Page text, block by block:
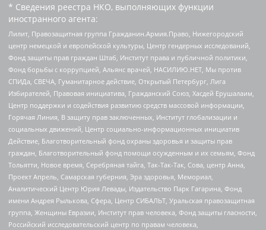
* Сведения реестра НКО, выполняющих функции
иностранного агента:
Лилит, Правозащитная группа Гражданин.Армия.Право, Нижегородский
центр немецкой и европейской культуры, Центр гендерных исследований,
Фонд защиты прав граждан Штаб, Институт права и публичной политики,
Фонд борьбы с коррупцией, Альянс врачей, НАСИЛИЮ.НЕТ, Мы против
СПИДа, СВЕЧА, Гуманитарное действие, Открытый Петербург, Лига
Избирателей, Правовая инициатива, Гражданский Союз, Хасдей Ерушалаим,
Центр поддержки и содействия развитию средств массовой информации,
Горячая Линия, В защиту прав заключенных, Институт глобализации и
социальных движений, Центр социально-информационных инициатив
Действие, Благотворительный фонд охраны здоровья и защиты прав
граждан, Благотворительный фонд помощи осужденным и их семьям, Фонд
Тольятти, Новое время, Серебряная тайга, Так-Так-Так, Сова, центр Анна,
Проект Апрель, Самарская губерния, Эра здоровья, Мемориал,
Аналитический Центр Юрия Левады, Издательство Парк Гагарина, Фонд
имени Андрея Рылькова, Сфера, Центр СИБАЛЬТ, Уральская правозащитная
группа, Женщины Евразии, Институт прав человека, Фонд защиты гласности,
Российский исследовательский центр по правам человека,